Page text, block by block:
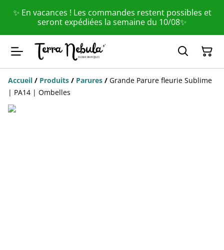
✨ En vacances ! Les commandes restent possibles et
seront expédiées la semaine du 10/08✨
Accueil / Produits / Parures / Grande Parure fleurie Sublime
| PA14 | Ombelles